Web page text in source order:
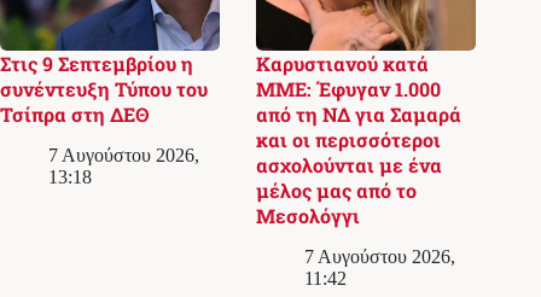
Στις 9 Σεπτεμβρίου η
συνέντευξη Τύπου του
Τσίπρα στη ΔΕΘ
7 Αυγούστου 2026,
13:18
Καρυστιανού κατά
ΜΜΕ: Έφυγαν 1.000
από τη ΝΔ για Σαμαρά
και οι περισσότεροι
ασχολούνται με ένα
μέλος μας από το
Μεσολόγγι
7 Αυγούστου 2026,
11:42